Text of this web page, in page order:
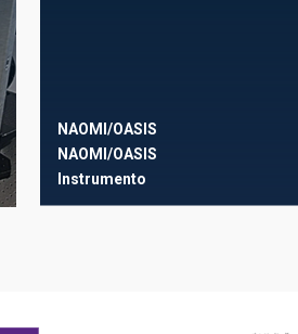
NAOMI/OASIS
NAOMI/OASIS
Instrumento